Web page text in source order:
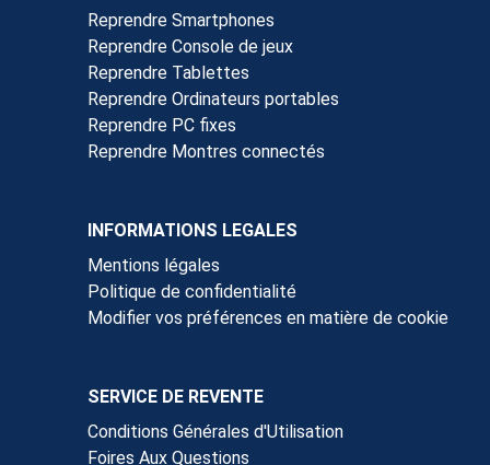
Reprendre Smartphones
Reprendre Console de jeux
Reprendre Tablettes
Reprendre Ordinateurs portables
Reprendre PC fixes
Reprendre Montres connectés
INFORMATIONS LEGALES
Mentions légales
Politique de confidentialité
Modifier vos préférences en matière de cookie
SERVICE DE REVENTE
Conditions Générales d'Utilisation
Foires Aux Questions